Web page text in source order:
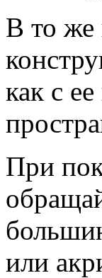
В то же
как с
При
или